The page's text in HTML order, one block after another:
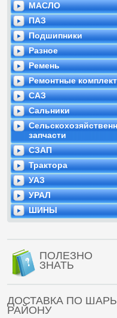
МАСЛО
ПАЗ
Подшипники
Разное
Ремень
Ремонтные
САЗ
Сальники
запчасти
СЗАП
Трактора
УАЗ
УРАЛ
ШИНЫ
ПОЛЕЗНО
ЗНАТЬ
ДОСТАВКА ПО
РАЙОНУ